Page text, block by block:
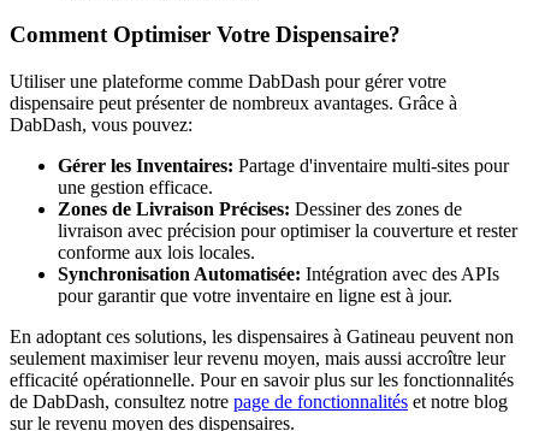
Comment Optimiser Votre Dispensaire?
Utiliser une plateforme comme DabDash pour gérer votre
dispensaire peut présenter de nombreux avantages. Grâce à
DabDash, vous pouvez:
Gérer les Inventaires: Partage d'inventaire multi-sites pour
une gestion efficace.
Zones de Livraison Précises: Dessiner des zones de
livraison avec précision pour optimiser la couverture et rester
conforme aux lois locales.
Synchronisation Automatisée: Intégration avec des APIs
pour garantir que votre inventaire en ligne est à jour.
En adoptant ces solutions, les dispensaires à Gatineau peuvent non
seulement maximiser leur revenu moyen, mais aussi accroître leur
efficacité opérationnelle. Pour en savoir plus sur les fonctionnalités
de DabDash, consultez notre page de fonctionnalités et notre blog
sur le revenu moyen des dispensaires.